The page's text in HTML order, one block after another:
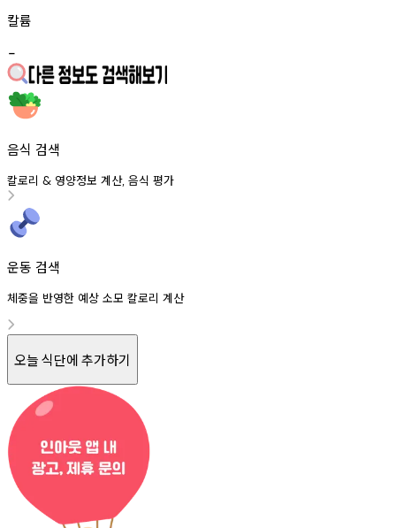
칼륨
-
음식 검색
칼로리 & 영양정보 계산, 음식 평가
운동 검색
체중을 반영한 예상 소모 칼로리 계산
오늘 식단에 추가하기